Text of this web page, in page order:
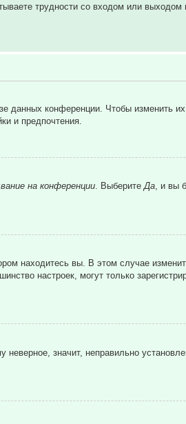
трудности со входом или
данных конференции. Чтобы изменить
и предпочтения.
на конференции. ВыберитеДа, и вы
находитесь вы. В этом случае
настроек, могут только
значит, неправильно